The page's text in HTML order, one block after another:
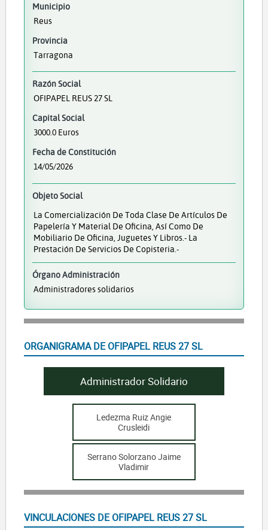
Municipio
Reus
Provincia
Tarragona
Razón Social
OFIPAPEL REUS 27 SL
Capital Social
3000.0 Euros
Fecha de Constitución
14/05/2026
Objeto Social
La Comercialización De Toda Clase De Artículos De
Papelería Y Material De Oficina, Así Como De
Mobiliario De Oficina, Juguetes Y Libros.- La
Prestación De Servicios De Copisteria.-
Órgano Administración
Administradores solidarios
ORGANIGRAMA DE OFIPAPEL REUS 27 SL
Administrador Solidario
Ledezma Ruiz Angie
Crusleidi
Serrano Solorzano Jaime
Vladimir
VINCULACIONES DE OFIPAPEL REUS 27 SL